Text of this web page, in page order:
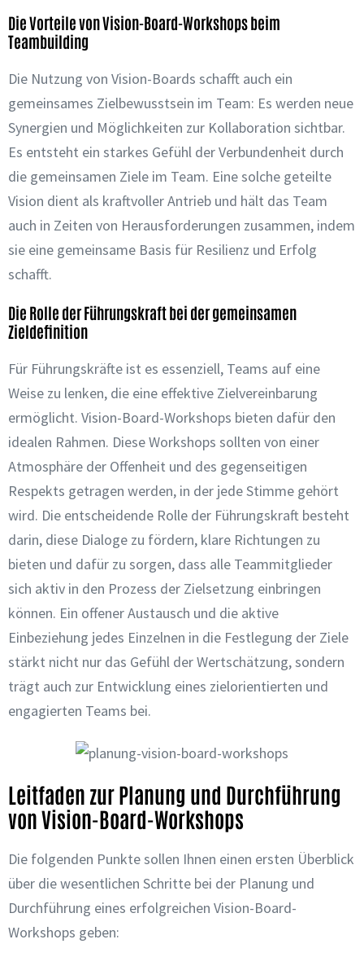
Die Vorteile von Vision-Board-Workshops beim
Teambuilding
Die Nutzung von Vision-Boards schafft auch ein
gemeinsames Zielbewusstsein im Team: Es werden neue
Synergien und Möglichkeiten zur Kollaboration sichtbar.
Es entsteht ein starkes Gefühl der Verbundenheit durch
die gemeinsamen Ziele im Team. Eine solche geteilte
Vision dient als kraftvoller Antrieb und hält das Team
auch in Zeiten von Herausforderungen zusammen, indem
sie eine gemeinsame Basis für Resilienz und Erfolg
schafft.
Die Rolle der Führungskraft bei der gemeinsamen
Zieldefinition
Für Führungskräfte ist es essenziell, Teams auf eine
Weise zu lenken, die eine effektive Zielvereinbarung
ermöglicht. Vision-Board-Workshops bieten dafür den
idealen Rahmen. Diese Workshops sollten von einer
Atmosphäre der Offenheit und des gegenseitigen
Respekts getragen werden, in der jede Stimme gehört
wird. Die entscheidende Rolle der Führungskraft besteht
darin, diese Dialoge zu fördern, klare Richtungen zu
bieten und dafür zu sorgen, dass alle Teammitglieder
sich aktiv in den Prozess der Zielsetzung einbringen
können. Ein offener Austausch und die aktive
Einbeziehung jedes Einzelnen in die Festlegung der Ziele
stärkt nicht nur das Gefühl der Wertschätzung, sondern
trägt auch zur Entwicklung eines zielorientierten und
engagierten Teams bei.
Leitfaden zur Planung und Durchführung
von Vision-Board-Workshops
Die folgenden Punkte sollen Ihnen einen ersten Überblick
über die wesentlichen Schritte bei der Planung und
Durchführung eines erfolgreichen Vision-Board-
Workshops geben: